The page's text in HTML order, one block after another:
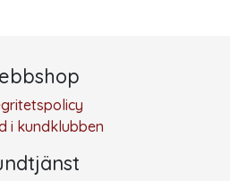
i kundklubben